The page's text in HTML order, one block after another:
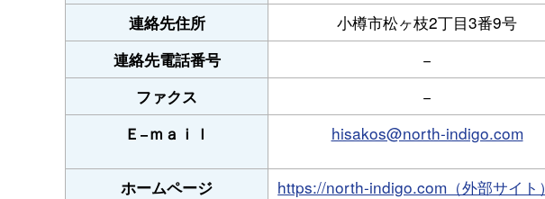
連絡先住所 小樽市松ヶ枝2丁目3番9号
連絡先電話番号 −
ファクス −
Ｅ−ｍａｉｌ hisakos@north-indigo.com
ホームページ https://north-indigo.com（外部サイト）